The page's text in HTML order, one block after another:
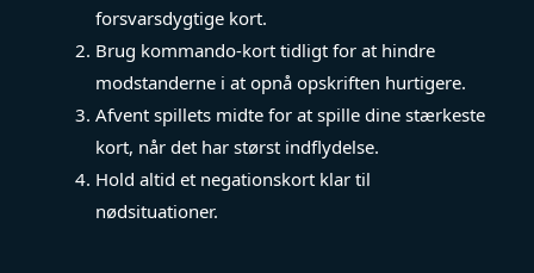
forsvarsdygtige kort.
Brug kommando-kort tidligt for at hindre
modstanderne i at opnå opskriften hurtigere.
Afvent spillets midte for at spille dine stærkeste
kort, når det har størst indflydelse.
Hold altid et negationskort klar til
nødsituationer.